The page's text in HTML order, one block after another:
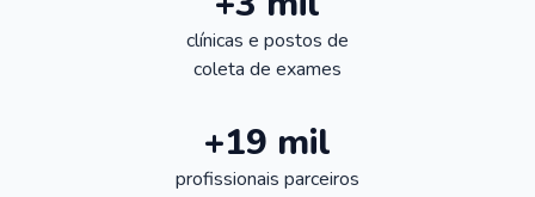
clínicas e postos de
coleta de exames
+19 mil
profissionais parceiros